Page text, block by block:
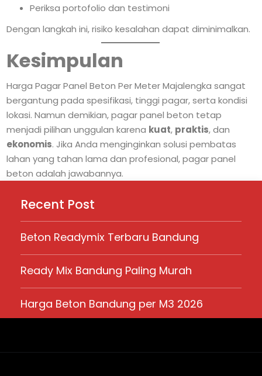
Periksa portofolio dan testimoni
Dengan langkah ini, risiko kesalahan dapat diminimalkan.
Kesimpulan
Harga Pagar Panel Beton Per Meter Majalengka sangat
bergantung pada spesifikasi, tinggi pagar, serta kondisi
lokasi. Namun demikian, pagar panel beton tetap
menjadi pilihan unggulan karena kuat, praktis, dan
ekonomis. Jika Anda menginginkan solusi pembatas
lahan yang tahan lama dan profesional, pagar panel
beton adalah jawabannya.
Recent Post
Beton Readymix Terbaru Bandung
Ready Mix Bandung Paling Murah
Harga Beton Bandung per M3 2026